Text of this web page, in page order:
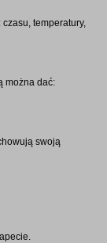
temperatury,
można dać:
swoją